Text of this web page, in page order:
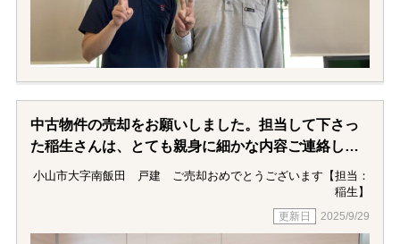
中古物件の売却をお願いしました。担当して下さっ
た稲生さんは、とても親身に細かな内容ご連絡して
くださり、心配性の私でも安心しておまかせするこ
とができました。そして、一方的ではなく、必ず
「心配なこと、不安に思っていることはありません
か？」と聞いてくださり、こんな些細なことを聞い
小山市大字南飯田 戸建 ご売却おめでとうございます【担当：
稲生】
2025/9/29